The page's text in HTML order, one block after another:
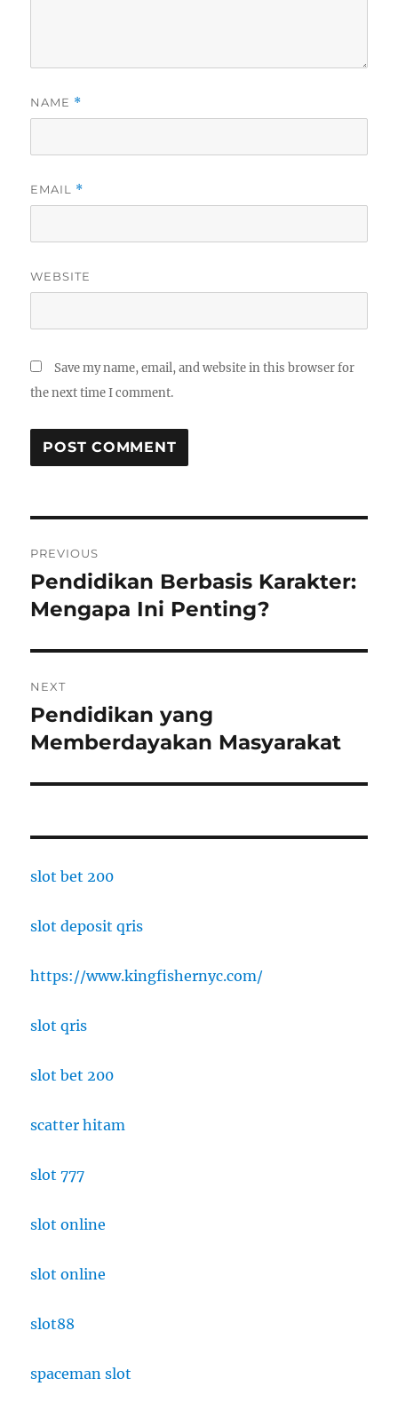
NAME *
EMAIL *
WEBSITE
Save my name, email, and website in this browser for
the next time I comment.
navigation
PREVIOUS
Previous
post:
Pendidikan Berbasis Karakter:
Mengapa Ini Penting?
NEXT
Next
post:
Pendidikan yang
Memberdayakan Masyarakat
slot bet 200
slot deposit qris
https://www.kingfishernyc.com/
slot qris
slot bet 200
scatter hitam
slot 777
slot online
slot online
slot88
spaceman slot